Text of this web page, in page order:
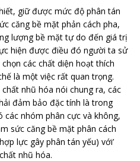
giữ được mức độ phân tán
căng bề mặt phản cách pha,
lượng bề mặt tự do đến giá trị
hiện được điều đó người ta sử
các chất diện hoạt thích
là một việc rất quan trọng.
nhũ hóa nói chung ra, các
đảm bảo đặc tính là trong
các nhóm phân cực và không,
sức căng bề mặt phân cách
lực gây phân tán yếu) với’
nhũ hóa.